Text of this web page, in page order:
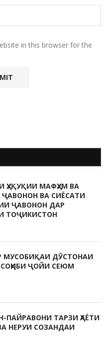
in this browser for the
ҲУҚУҚИИ МАФҲУМ ВА
ҶАВОНОН ВА СИЁСАТИ
ҶАВОНОН ДАР
ТОҶИКИСТОН
МУСОБИҚАИ ДӮСТОНАИ
ҶОЙИ СЕЮМ
ПАЙРАВОНИ ТАРЗИ ҲАЁТИ
НЕРУИ СОЗАНДАИ